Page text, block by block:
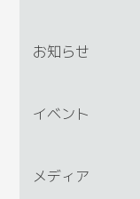
お知らせ
イベント
メディア